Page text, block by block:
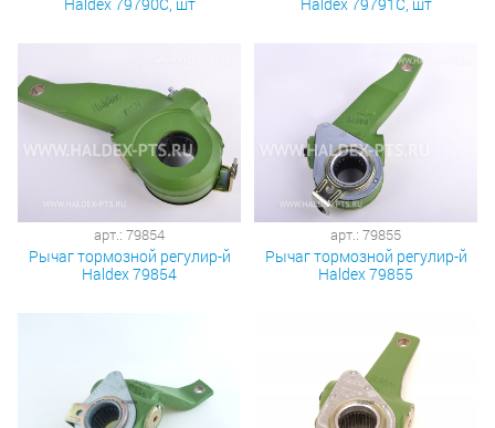
арт.: 79854
Рычаг тормозной регулир-й
Haldex 79854
арт.: 79855
Рычаг тормозной регулир-й
Haldex 79855